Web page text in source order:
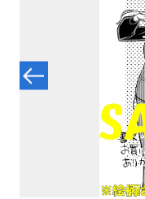
コミック・ラノ